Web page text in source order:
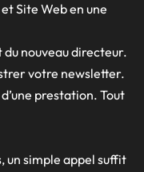
Site Web en une
nouveau directeur.
votre newsletter.
prestation. Tout
un simple appel suffit